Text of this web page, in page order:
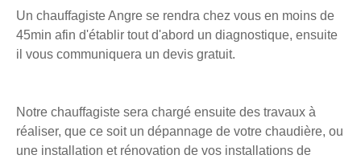
Un chauffagiste Angre se rendra chez vous en moins de
45min afin d'établir tout d'abord un diagnostique, ensuite
il vous communiquera un devis gratuit.
Notre chauffagiste sera chargé ensuite des travaux à
réaliser, que ce soit un dépannage de votre chaudière, ou
une installation et rénovation de vos installations de